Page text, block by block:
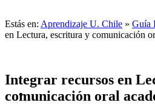
Estás en: Aprendizaje U. Chile » Guía
en Lectura, escritura y comunicación
Integrar recursos en
comunicación oral